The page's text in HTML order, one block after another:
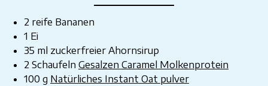
2 reife Bananen
1 Ei
35 ml zuckerfreier Ahornsirup
2 Schaufeln Gesalzen Caramel Molkenprotein
100 g Natürliches Instant Oat pulver